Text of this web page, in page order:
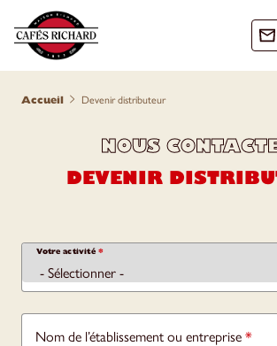
accueil devenir distributeur
NOUS
DEVENIR
Votre activité *
Nom de l’établissement ou entreprise *